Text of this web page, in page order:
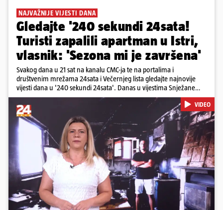
NAJVAŽNIJE VIJESTI DANA
Gledajte '240 sekundi 24sata!
Turisti zapalili apartman u Istri,
vlasnik: 'Sezona mi je završena'
Svakog dana u 21 sat na kanalu CMC-ja te na portalima i
društvenim mrežama 24sata i Večernjeg lista gledajte najnovije
vijesti dana u '240 sekundi 24sata'. Danas u vijestima Snježane
Krnetić: Turisti uništili apartman u Istri, 125 milijuna eura mogla bi
stajati sanacija otpada u Gospiću, u Osijeku pretukli nogometnog
suca, od utorka nove cijene goriva, rastu mirovine za 200 tisuća
branitelja...
Pokretanje videa...
VIDEO